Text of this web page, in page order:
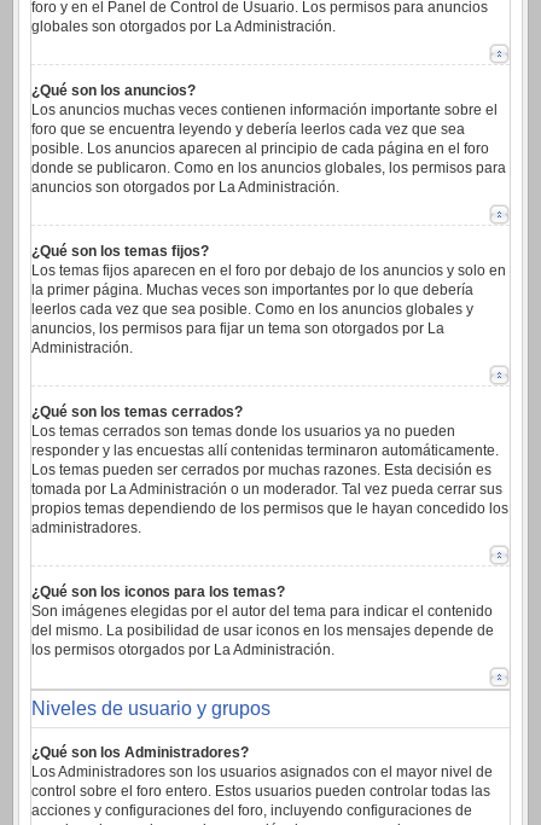
foro y en el Panel de Control de Usuario. Los permisos para anuncios
globales son otorgados por La Administración.
¿Qué son los anuncios?
Los anuncios muchas veces contienen información importante sobre el
foro que se encuentra leyendo y debería leerlos cada vez que sea
posible. Los anuncios aparecen al principio de cada página en el foro
donde se publicaron. Como en los anuncios globales, los permisos para
anuncios son otorgados por La Administración.
¿Qué son los temas fijos?
Los temas fijos aparecen en el foro por debajo de los anuncios y solo en
la primer página. Muchas veces son importantes por lo que debería
leerlos cada vez que sea posible. Como en los anuncios globales y
anuncios, los permisos para fijar un tema son otorgados por La
Administración.
¿Qué son los temas cerrados?
Los temas cerrados son temas donde los usuarios ya no pueden
responder y las encuestas allí contenidas terminaron automáticamente.
Los temas pueden ser cerrados por muchas razones. Esta decisión es
tomada por La Administración o un moderador. Tal vez pueda cerrar sus
propios temas dependiendo de los permisos que le hayan concedido los
administradores.
¿Qué son los iconos para los temas?
Son imágenes elegidas por el autor del tema para indicar el contenido
del mismo. La posibilidad de usar iconos en los mensajes depende de
los permisos otorgados por La Administración.
Niveles de usuario y grupos
¿Qué son los Administradores?
Los Administradores son los usuarios asignados con el mayor nivel de
control sobre el foro entero. Estos usuarios pueden controlar todas las
acciones y configuraciones del foro, incluyendo configuraciones de